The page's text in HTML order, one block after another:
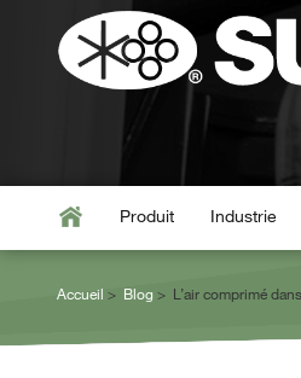
Produit Industrie
Accueil Blog L’air comprimé